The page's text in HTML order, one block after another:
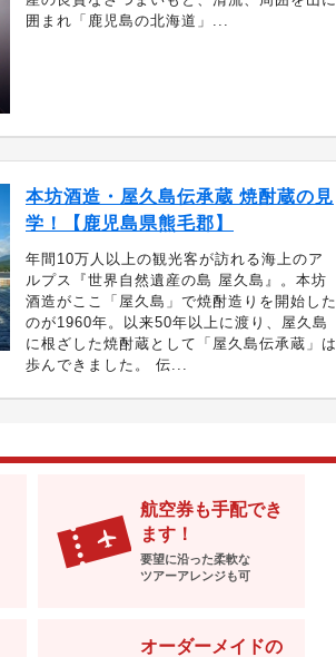
囲まれ「鹿児島の北海道」...
本坊酒造・屋久島伝承蔵 焼酎蔵の見
学！【鹿児島県熊毛郡】
年間10万人以上の観光客が訪れる海上のア
ルプス『世界自然遺産の島 屋久島』。本坊
酒造がここ「屋久島」で焼酎造りを開始した
のが1960年。以来50年以上に渡り、屋久島
に根ざした焼酎蔵として「屋久島伝承蔵」は
歩んできました。 伝...
航空券も手配でき
ます！
要望に沿った柔軟な
ツアーアレンジも可
オーダーメイドの